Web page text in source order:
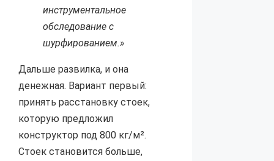
инструментальное
обследование с
шурфированием.»
Дальше развилка, и она
денежная. Вариант первый:
принять расстановку стоек,
которую предложил
конструктор под 800 кг/м².
Стоек становится больше,